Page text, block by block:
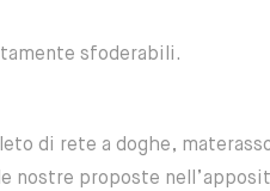
sfoderabili.
di rete a doghe,
nostre proposte